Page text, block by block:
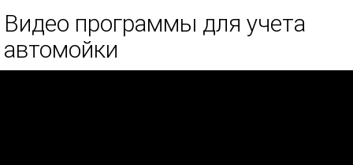
Видео программы для учета
автомойки